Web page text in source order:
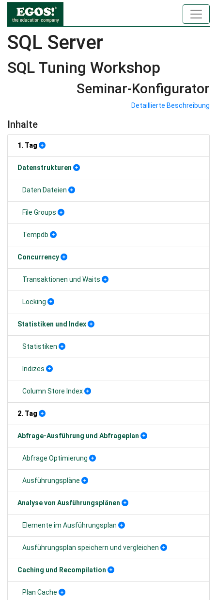
SQL Server
SQL Tuning Workshop
Seminar-Konfigurator
Detaillierte Beschreibung
Inhalte
1. Tag
Datenstrukturen
Daten Dateien
File Groups
Tempdb
Concurrency
Transaktionen und Waits
Locking
Statistiken und Index
Statistiken
Indizes
Column Store Index
2. Tag
Abfrage-Ausführung und Abfrageplan
Abfrage Optimierung
Ausführungspläne
Analyse von Ausführungsplänen
Elemente im Ausführungsplan
Ausführungsplan speichern und vergleichen
Caching und Recompilation
Plan Cache